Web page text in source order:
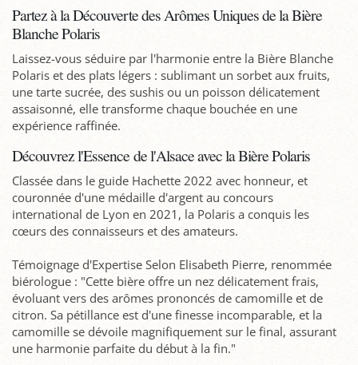
Partez à la Découverte des Arômes Uniques de la Bière
Blanche Polaris
Laissez-vous séduire par l'harmonie entre la Bière Blanche
Polaris et des plats légers : sublimant un sorbet aux fruits,
une tarte sucrée, des sushis ou un poisson délicatement
assaisonné, elle transforme chaque bouchée en une
expérience raffinée.
Découvrez l'Essence de l'Alsace avec la Bière Polaris
Classée dans le guide Hachette 2022 avec honneur, et
couronnée d'une médaille d'argent au concours
international de Lyon en 2021, la Polaris a conquis les
cœurs des connaisseurs et des amateurs.
Témoignage d'Expertise Selon Elisabeth Pierre, renommée
biérologue : "Cette bière offre un nez délicatement frais,
évoluant vers des arômes prononcés de camomille et de
citron. Sa pétillance est d'une finesse incomparable, et la
camomille se dévoile magnifiquement sur le final, assurant
une harmonie parfaite du début à la fin."